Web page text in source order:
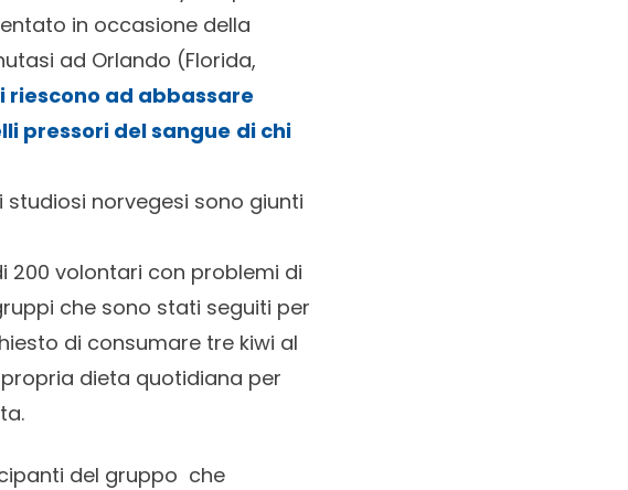
in occasione della
ad Orlando (Florida,
riescono ad abbassare
pressori del sangue di chi
norvegesi sono giunti
200 volontari con problemi di
che sono stati seguiti per
di consumare tre kiwi al
dieta quotidiana per
del gruppo che